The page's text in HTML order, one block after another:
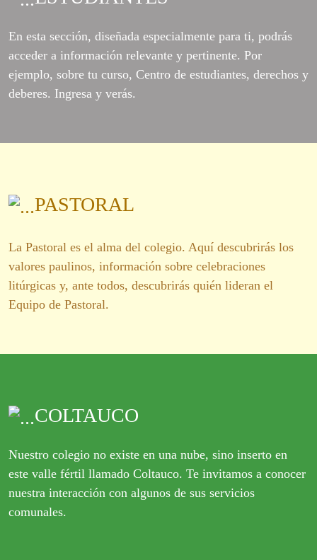
En esta sección, diseñada especialmente para ti, podrás
acceder a información relevante y pertinente. Por
ejemplo, sobre tu curso, Centro de estudiantes, derechos y
deberes. Ingresa y verás.
PASTORAL
La Pastoral es el alma del colegio. Aquí descubrirás los
valores paulinos, información sobre celebraciones
litúrgicas y, ante todos, descubrirás quién lideran el
Equipo de Pastoral.
COLTAUCO
Nuestro colegio no existe en una nube, sino inserto en
este valle fértil llamado Coltauco. Te invitamos a conocer
nuestra interacción con algunos de sus servicios
comunales.